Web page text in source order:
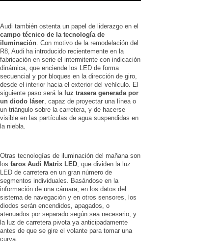
Audi también ostenta un papel de liderazgo en el
campo técnico de la tecnología de
iluminación . Con motivo de la remodelación del
R8, Audi ha introducido recientemente en la
fabricación en serie el intermitente con indicación
dinámica, que enciende los LED de forma
secuencial y por bloques en la dirección de giro,
desde el interior hacia el exterior del vehículo. El
siguiente paso será la luz trasera generada por
un diodo láser , capaz de proyectar una línea o
un triángulo sobre la carretera, y de hacerse
visible en las partículas de agua suspendidas en
la niebla.
Otras tecnologías de iluminación del mañana son
los faros Audi Matrix LED , que dividen la luz
LED de carretera en un gran número de
segmentos individuales. Basándose en la
información de una cámara, en los datos del
sistema de navegación y en otros sensores, los
diodos serán encendidos, apagados, o
atenuados por separado según sea necesario, y
la luz de carretera pivota ya anticipadamente
antes de que se gire el volante para tomar una
curva.